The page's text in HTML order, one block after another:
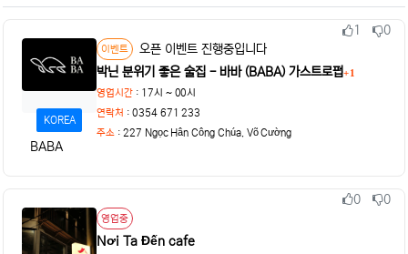
KOREA
BABA
이벤트
오픈 이벤트 진행중입니다
박닌 분위기 좋은 술집 - 바바 (BABA) 가스트로펍
댓글
1
영업시간 : 17시 ~ 00시
연락처 : 0354 671 233
주소 : 227 Ngọc Hân Công Chúa, Võ Cường
추천
1
비추천
0
상태 영업중
Nơi Ta Đến cafe
추천
0
비추천
0